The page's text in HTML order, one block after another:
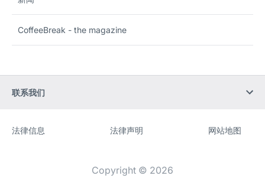
CoffeeBreak - the magazine
联系我们
网
[Website
法律信息 法律声明 网站地图
Copyright © 2026